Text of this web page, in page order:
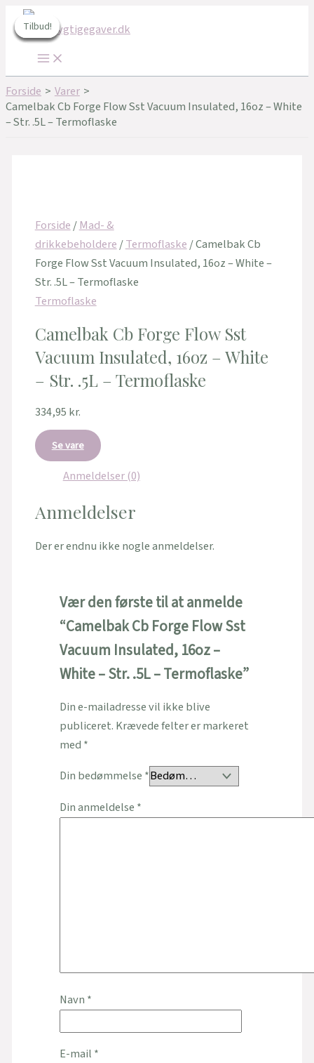
til
indholdet
Forside
Varer
Camelbak Cb Forge Flow Sst Vacuum Insulated, 16oz – White
– Str. .5L – Termoflaske
Forside/Mad- &
drikkebeholdere/Termoflaske/ Camelbak Cb
Forge Flow Sst Vacuum Insulated, 16oz – White –
Str. .5L – Termoflaske
Termoflaske
Camelbak Cb Forge Flow Sst
Vacuum Insulated, 16oz – White
– Str. .5L – Termoflaske
334,95 kr.
Se vare
Anmeldelser (0)
Anmeldelser
Der er endnu ikke nogle anmeldelser.
Vær den første til at anmelde
“Camelbak Cb Forge Flow Sst
Vacuum Insulated, 16oz –
White – Str. .5L – Termoflaske”
Din e-mailadresse vil ikke blive
publiceret. Krævede felter er markeret
med *
Din bedømmelse *
Din anmeldelse *
Navn *
E-mail *
Tilbud!
Tilbud!
oprindelige
Tilbud!
Tilbud!
oprindelige
Tilbud!
Tilbud!
oprindelige